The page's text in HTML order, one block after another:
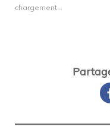
chargement…